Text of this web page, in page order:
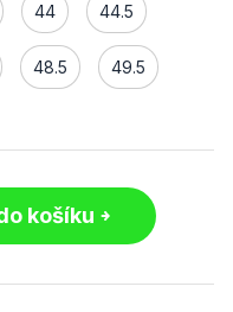
44 44.5
48.5 49.5
košíku